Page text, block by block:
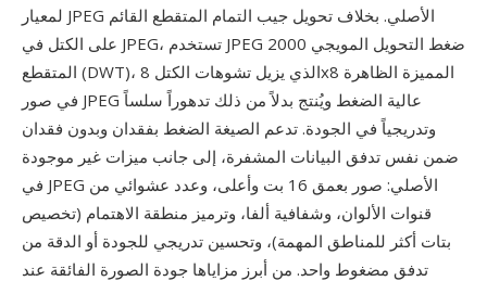
لمعيار JPEG الأصلي. بخلاف تحويل جيب التمام المتقطع القائم
على الكتل في JPEG، تستخدم JPEG 2000 ضغط التحويل المويجي
المتقطع (DWT)، الذي يزيل تشوهات الكتل 8x8 المميزة الظاهرة
في صور JPEG عالية الضغط ويُنتج بدلاً من ذلك تدهوراً سلساً
وتدريجياً في الجودة. تدعم الصيغة الضغط بفقدان وبدون فقدان
ضمن نفس تدفق البيانات المشفرة، إلى جانب ميزات غير موجودة
في JPEG الأصلي: صور بعمق 16 بت وأعلى، وعدد عشوائي من
قنوات الألوان، وشفافية ألفا، وترميز منطقة الاهتمام (تخصيص
بتات أكثر للمناطق المهمة)، وتحسين تدريجي للجودة أو الدقة من
تدفق مضغوط واحد. من أبرز مزاياها جودة الصورة الفائقة عند